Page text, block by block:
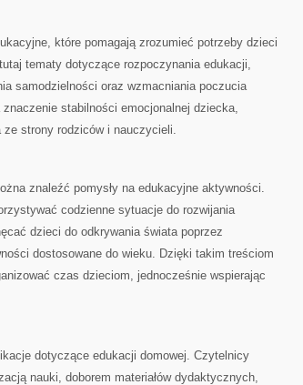
które pomagają zrozumieć potrzeby dzieci
tematy dotyczące rozpoczynania edukacji,
samodzielności oraz wzmacniania poczucia
stabilności emocjonalnej dziecka,
ze strony rodziców i nauczycieli.
znaleźć pomysły na edukacyjne aktywności.
codzienne sytuacje do rozwijania
dzieci do odkrywania świata poprzez
dostosowane do wieku. Dzięki takim treściom
czas dzieciom, jednocześnie wspierając
dotyczące edukacji domowej. Czytelnicy
nauki, doborem materiałów dydaktycznych,